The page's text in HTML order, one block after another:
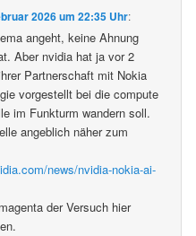
2026 um 22:35 Uhr:
angeht, keine Ahnung
Aber nvidia hat ja vor 2
Partnerschaft mit Nokia
vorgestellt bei die compute
im Funkturm wandern soll.
angeblich näher zum
news/nvidia-nokia-ai-
der Versuch hier